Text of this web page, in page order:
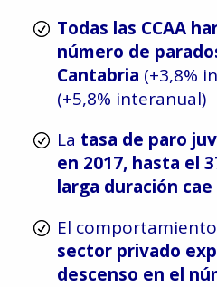
Todas las CCAA
número de
Cantabria (+3,8%
(+5,8% interanual)
La tasa de paro
en 2017, hasta el
larga duración cae
El
sector privado
descenso en el